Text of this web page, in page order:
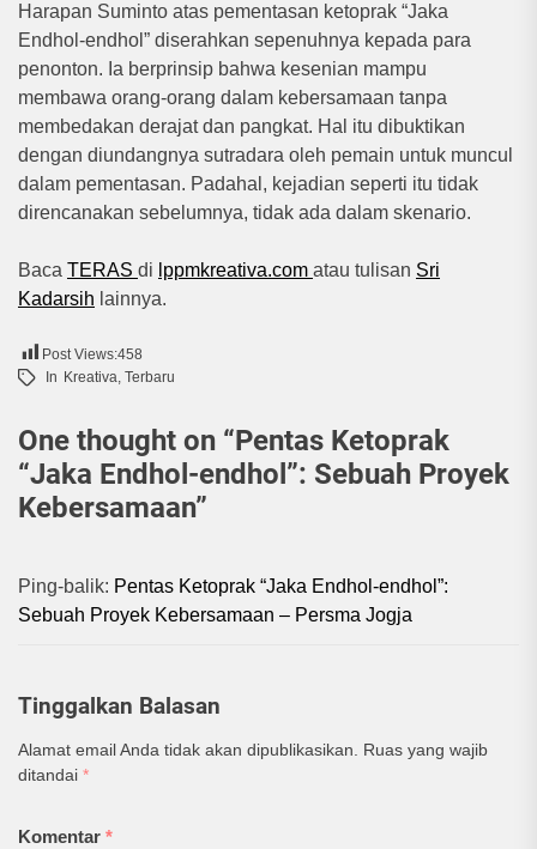
Harapan Suminto atas pementasan ketoprak “Jaka
Endhol-endhol” diserahkan sepenuhnya kepada para
penonton. Ia berprinsip bahwa kesenian mampu
membawa orang-orang dalam kebersamaan tanpa
membedakan derajat dan pangkat. Hal itu dibuktikan
dengan diundangnya sutradara oleh pemain untuk muncul
dalam pementasan. Padahal, kejadian seperti itu tidak
direncanakan sebelumnya, tidak ada dalam skenario.
Baca TERAS di lppmkreativa.com atau tulisan Sri
Kadarsih lainnya.
Post Views:458
In Kreativa, Terbaru
One thought on “Pentas Ketoprak
“Jaka Endhol-endhol”: Sebuah Proyek
Kebersamaan”
Ping-balik: Pentas Ketoprak “Jaka Endhol-endhol”:
Sebuah Proyek Kebersamaan – Persma Jogja
Tinggalkan Balasan
Alamat email Anda tidak akan dipublikasikan.
Ruas yang wajib
ditandai *
Komentar *